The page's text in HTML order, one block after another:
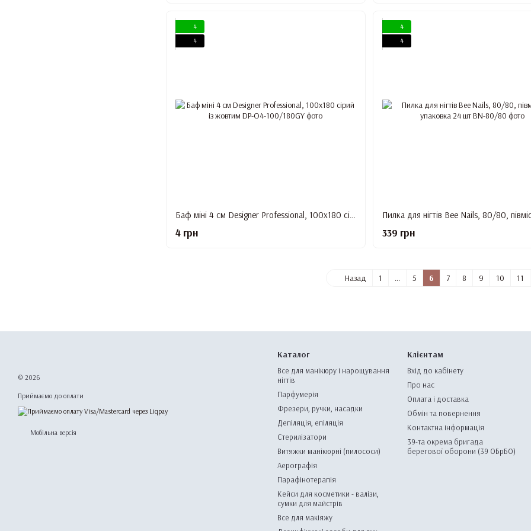
4
4
4 грн
4
4
339 грн
Назад 1 ... 5 6 7 8 9 10 11
© 2026
Приймаємо до оплати
Мобільна версія
Каталог
Все для манікюру і нарощування
нігтів
Парфумерія
Фрезери, ручки, насадки
Депіляція, епіляція
Стерилізатори
Витяжки манікюрні (пилососи)
Аерографія
Парафінотерапія
Кейси для косметики - валізи,
сумки для майстрів
Все для макіяжу
Клієнтам
Вхід до кабінету
Про нас
Оплата і доставка
Обмін та повернення
Контактна інформація
39-та окрема бригада
берегової оборони (39 ОБрБО)